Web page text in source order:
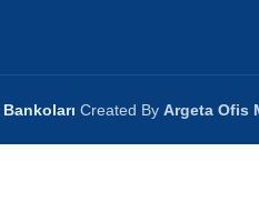
Created ByArgeta Ofis